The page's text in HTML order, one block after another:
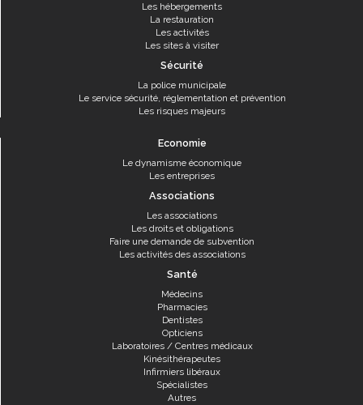
Les hébergements
La restauration
Les activités
Les sites à visiter
Sécurité
La police municipale
Le service sécurité, réglementation et prévention
Les risques majeurs
Economie
Le dynamisme économique
Les entreprises
Associations
Les associations
Les droits et obligations
Faire une demande de subvention
Les activités des associations
Santé
Médecins
Pharmacies
Dentistes
Opticiens
Laboratoires / Centres médicaux
Kinésithérapeutes
Infirmiers libéraux
Spécialistes
Autres